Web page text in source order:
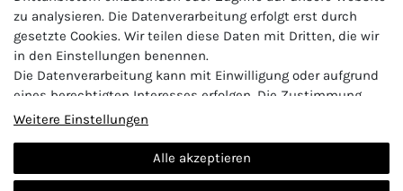
Impressum
Logo von DHL für Paketversand
Logo von Zahlung per
Vertrag widerrufen
zu analysieren. Die Datenverarbeitung erfolgt erst durch
gesetzte Cookies. Wir teilen diese Daten mit Dritten, die wir
in den Einstellungen benennen.
Die Datenverarbeitung kann mit Einwilligung oder aufgrund
eines berechtigten Interesses erfolgen. Die Zustimmung
kann erteilt oder abgelehnt werden. Es besteht das Recht,
Zeitpunkt zu ändern oder zu widerrufen. Beachten Sie unser
Impressumund weitere Hinweise zur Verwendung
Weitere Einstellungen
Alle akzeptieren